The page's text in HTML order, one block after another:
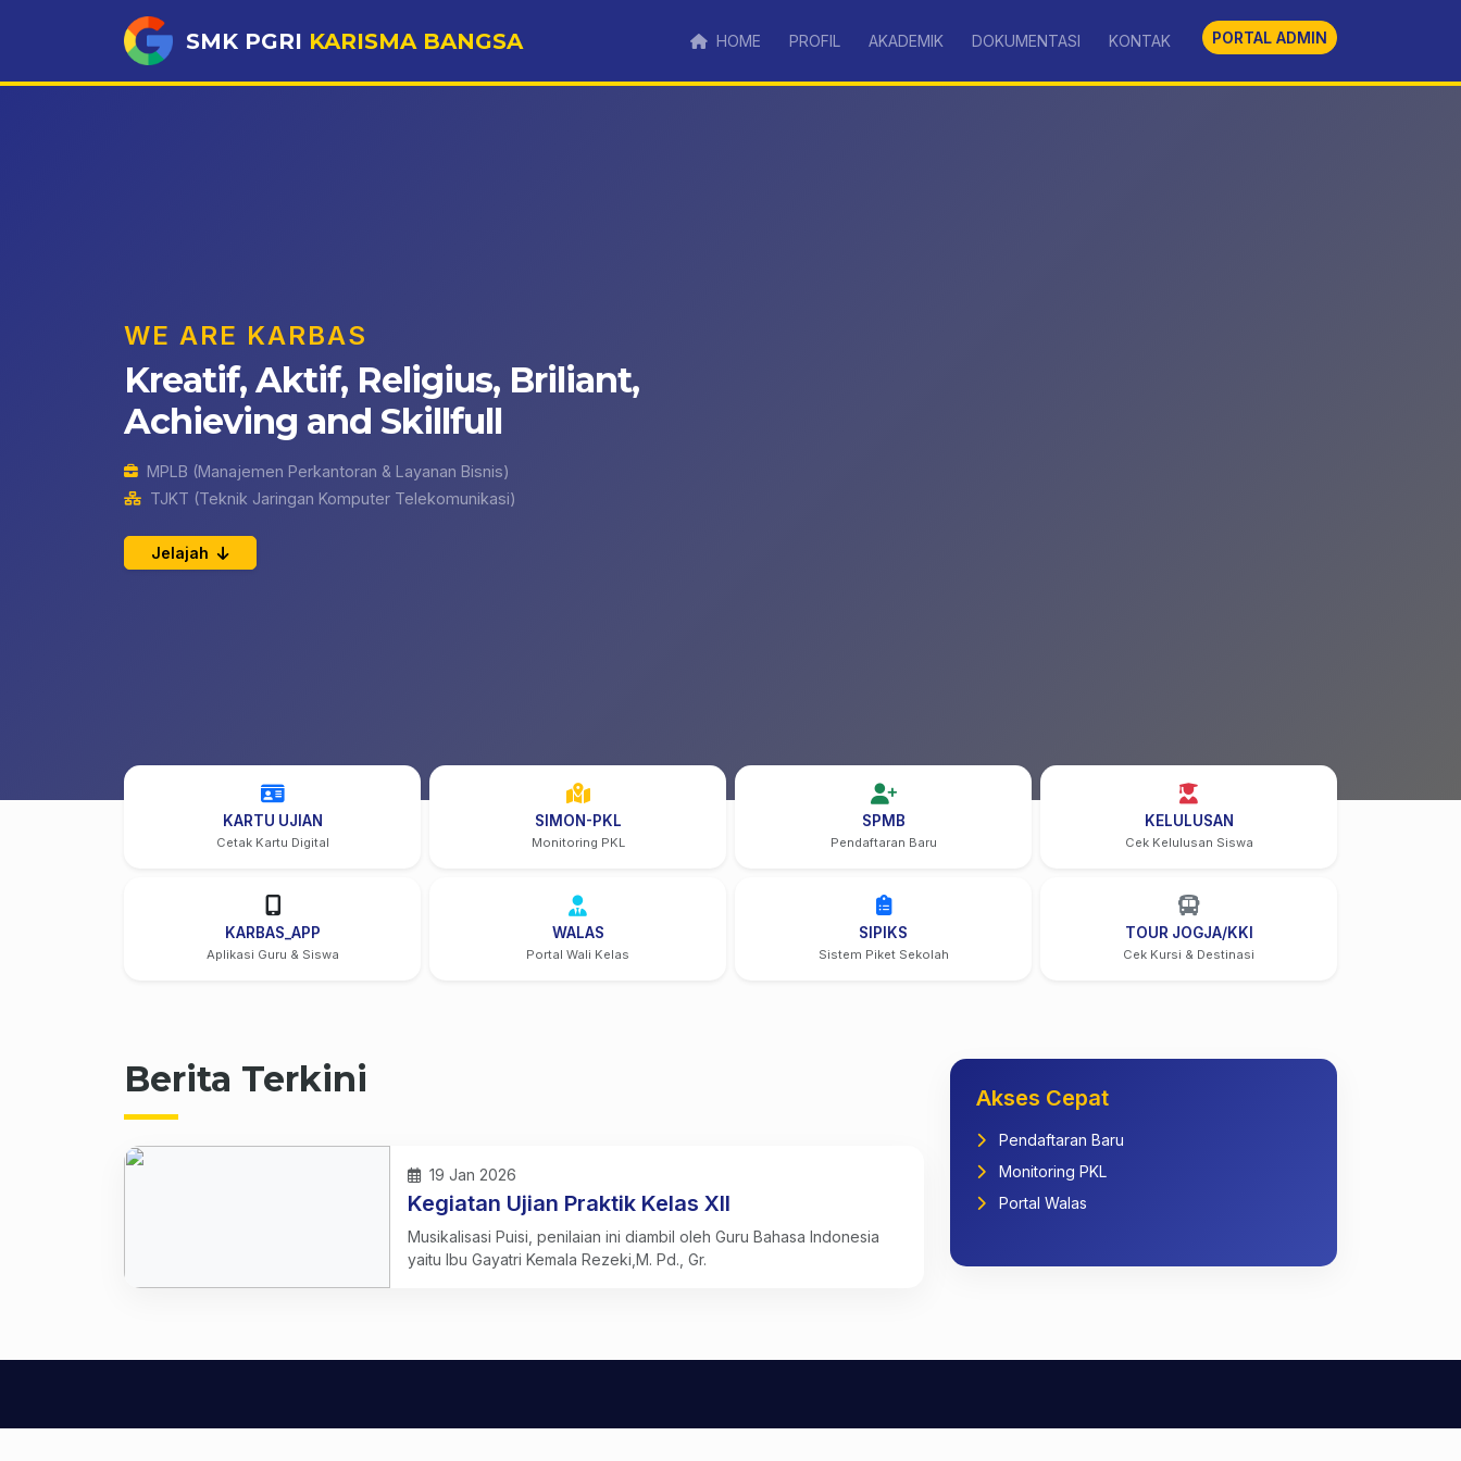
SMK PGRI KARISMA BANGSA HOME PROFIL AKADEMIK DOKUMENTASI KONTAK PORTAL ADMIN
WE ARE KARBAS
Kreatif, Aktif, Religius, Briliant,
Achieving and Skillfull
MPLB (Manajemen Perkantoran & Layanan Bisnis)
TJKT (Teknik Jaringan Komputer Telekomunikasi)
Jelajah
KARTU UJIAN
Cetak Kartu Digital
SIMON-PKL
Monitoring PKL
SPMB
Pendaftaran Baru
KELULUSAN
Cek Kelulusan Siswa
KARBAS_APP
Aplikasi Guru & Siswa
WALAS
Portal Wali Kelas
SIPIKS
Sistem Piket Sekolah
TOUR JOGJA/KKI
Cek Kursi & Destinasi
Berita Terkini
19 Jan 2026
Kegiatan Ujian Praktik Kelas XII
Musikalisasi Puisi, penilaian ini diambil oleh Guru Bahasa Indonesia
yaitu Ibu Gayatri Kemala Rezeki,M. Pd., Gr.
Akses Cepat
Pendaftaran Baru
Monitoring PKL
Portal Walas